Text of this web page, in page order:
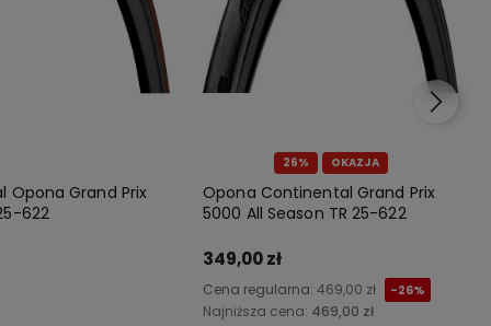
Opona Grand Prix
622
26% OKAZJA
Opona Continental Grand Prix
5000 All Season TR 25-622
349,00 zł
Cena regularna:469,00 zł -26%
Najniższa cena: 469,00 zł